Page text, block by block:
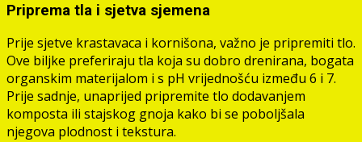
Priprema tla i sjetva sjemena
Prije sjetve krastavaca i kornišona, važno je pripremiti tlo.
Ove biljke preferiraju tla koja su dobro drenirana, bogata
organskim materijalom i s pH vrijednošću između 6 i 7.
Prije sadnje, unaprijed pripremite tlo dodavanjem
komposta ili stajskog gnoja kako bi se poboljšala
njegova plodnost i tekstura.